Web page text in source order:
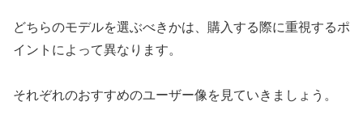
どちらのモデルを選ぶべきかは、購入する際に重視するポ
イントによって異なります。
それぞれのおすすめのユーザー像を見ていきましょう。